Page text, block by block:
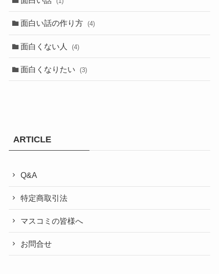
面白い話の作り方 (4)
面白くない人 (4)
面白くなりたい (3)
ARTICLE
Q&A
特定商取引法
マスコミの皆様へ
お問合せ